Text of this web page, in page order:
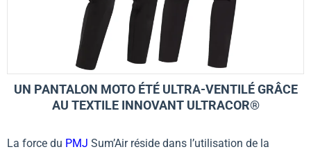
UN PANTALON MOTO ÉTÉ ULTRA-VENTILÉ GRÂCE
AU TEXTILE INNOVANT ULTRACOR®
La force du PMJ Sum’Air réside dans l’utilisation de la